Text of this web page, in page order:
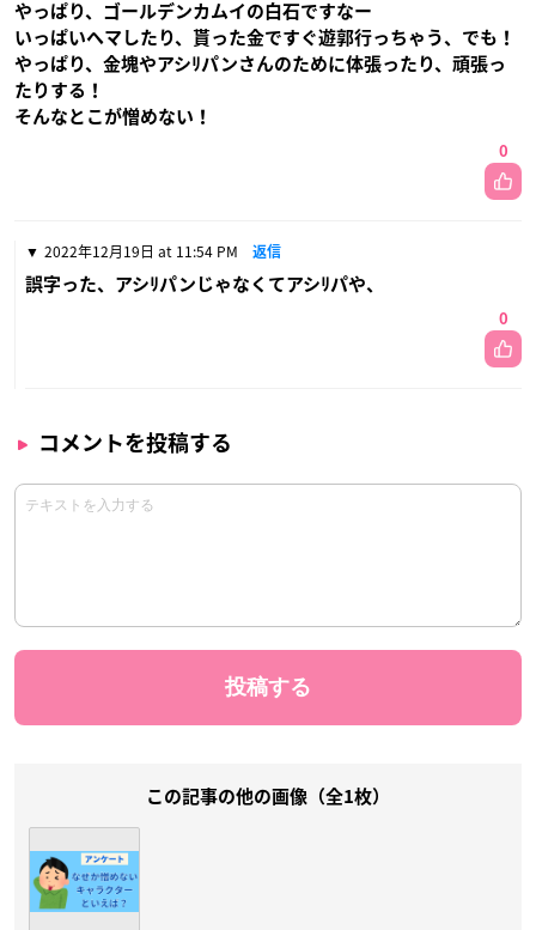
やっぱり、ゴールデンカムイの白石ですなー
いっぱいヘマしたり、貰った金ですぐ遊郭行っちゃう、でも！
やっぱり、金塊やアシﾘパンさんのために体張ったり、頑張っ
たりする！
そんなとこが憎めない！
0
2022年12月19日 at 11:54 PM 返信
誤字った、アシﾘパンじゃなくてアシﾘパや、
0
コメントを投稿する
この記事の他の画像（全1枚）